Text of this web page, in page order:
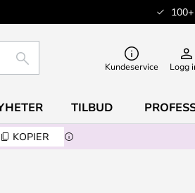
SØK Kundeservice Logg
TILBUD
KOPIER